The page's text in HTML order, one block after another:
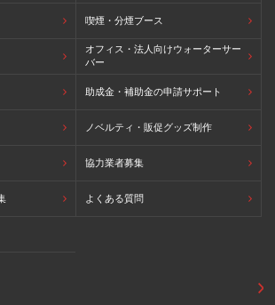
喫煙・分煙ブース
オフィス・法人向けウォーターサー
バー
助成金・補助金の申請サポート
ノベルティ・販促グッズ制作
協力業者募集
よくある質問